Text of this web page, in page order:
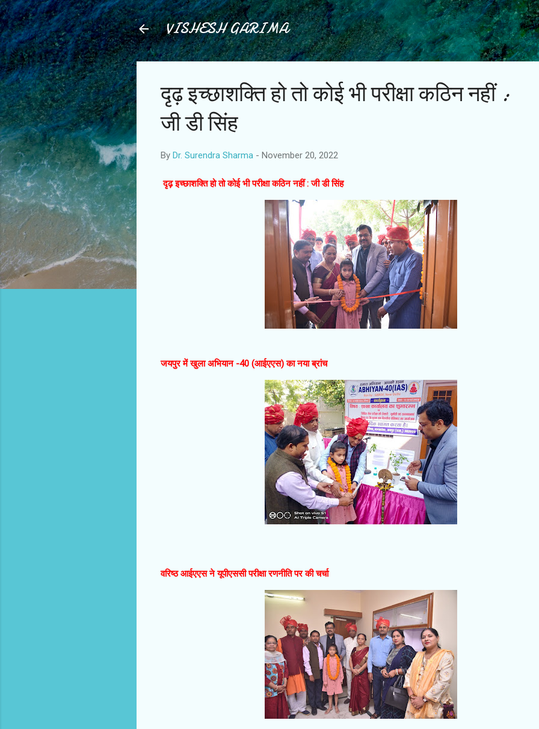
Skip to main content
VISHESH GARIMA
दृढ़ इच्छाशक्ति हो तो कोई भी परीक्षा कठिन नहीं :
जी डी सिंह
By Dr. Surendra Sharma - November 20, 2022
दृढ़ इच्छाशक्ति हो तो कोई भी परीक्षा कठिन नहीं : जी डी सिंह
जयपुर में खुला अभियान -40 (आईएएस) का नया ब्रांच
वरिष्ठ आईएएस ने यूपीएससी परीक्षा रणनीति पर की चर्चा